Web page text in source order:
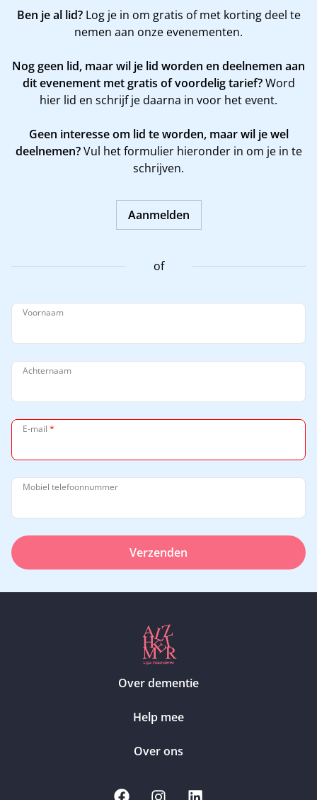
Ben je al lid?Log je in om gratis of met korting deel te
nemen aan onze evenementen.
Nog geen lid, maar wil je lid worden en deelnemen aan
dit evenement met gratis of voordelig tarief?Word
hier lid en schrijf je daarna in voor het event.
Geen interesse om lid te worden, maar wil je wel
deelnemen?Vul het formulier hieronder in om je in te
schrijven.
Aanmelden
of
Voornaam
Achternaam
E-mail *
Mobiel telefoonnummer
Verzenden
Over dementie
Help mee
Over ons